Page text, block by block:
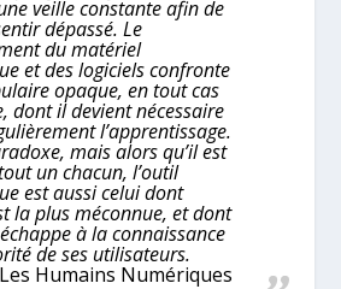
veille constante afin de
dépassé. Le
du matériel
et des logiciels confronte
opaque, en tout cas
dont il devient nécessaire
l’apprentissage.
mais alors qu’il est
un chacun, l’outil
est aussi celui dont
la plus méconnue, et dont
à la connaissance
de ses utilisateurs.
Les Humains Numériques